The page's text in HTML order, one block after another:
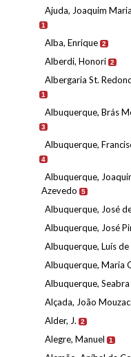
Ajuda, Joaquim
1
Alba, Enrique 2
Alberdi, Honori 2
Albergaria St.
1
Albuquerque, Brás
3
Albuquerque,
4
Albuquerque,
Azevedo
5
Albuquerque, José
Albuquerque, José
Albuquerque, Luís
Albuquerque, Maria
Albuquerque,
Alçada, João
Alder, J. 2
Alegre, Manuel 1